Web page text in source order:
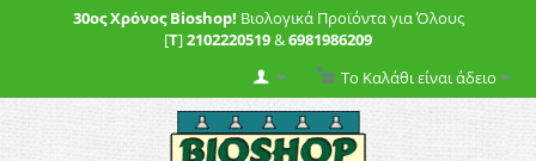
30ος Χρόνος Bioshop! Βιολογικά Προϊόντα για Όλους
[T]2102220519&6981986209
Το Καλάθι είναι άδειο